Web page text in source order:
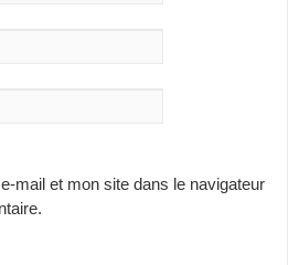
mail et mon site dans le navigateur